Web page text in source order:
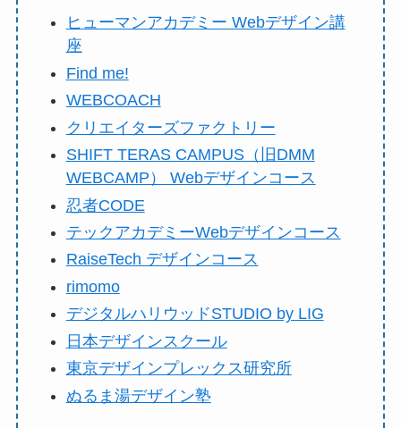
ヒューマンアカデミー Webデザイン講
座
Find me!
WEBCOACH
クリエイターズファクトリー
SHIFT TERAS CAMPUS（旧DMM
WEBCAMP） Webデザインコース
忍者CODE
テックアカデミーWebデザインコース
RaiseTech デザインコース
rimomo
デジタルハリウッドSTUDIO by LIG
日本デザインスクール
東京デザインプレックス研究所
ぬるま湯デザイン塾